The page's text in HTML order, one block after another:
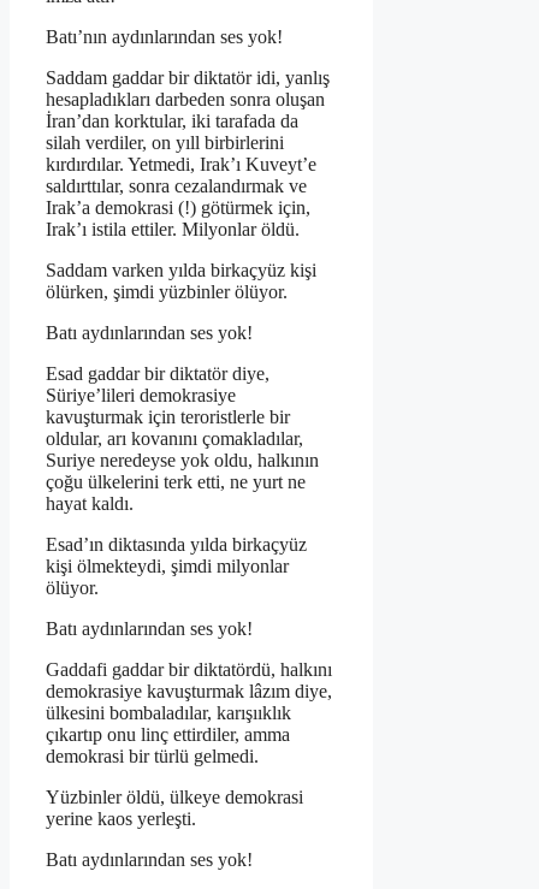
Batı’nın aydınlarından ses yok!
Saddam gaddar bir diktatör idi, yanlış
hesapladıkları darbeden sonra oluşan
İran’dan korktular, iki tarafada da
silah verdiler, on yıll birbirlerini
kırdırdılar. Yetmedi, Irak’ı Kuveyt’e
saldırttılar, sonra cezalandırmak ve
Irak’a demokrasi (!) götürmek için,
Irak’ı istila ettiler. Milyonlar öldü.
Saddam varken yılda birkaçyüz kişi
ölürken, şimdi yüzbinler ölüyor.
Batı aydınlarından ses yok!
Esad gaddar bir diktatör diye,
Süriye’lileri demokrasiye
kavuşturmak için teroristlerle bir
oldular, arı kovanını çomakladılar,
Suriye neredeyse yok oldu, halkının
çoğu ülkelerini terk etti, ne yurt ne
hayat kaldı.
Esad’ın diktasında yılda birkaçyüz
kişi ölmekteydi, şimdi milyonlar
ölüyor.
Batı aydınlarından ses yok!
Gaddafi gaddar bir diktatördü, halkını
demokrasiye kavuşturmak lâzım diye,
ülkesini bombaladılar, karışııklık
çıkartıp onu linç ettirdiler, amma
demokrasi bir türlü gelmedi.
Yüzbinler öldü, ülkeye demokrasi
yerine kaos yerleşti.
Batı aydınlarından ses yok!